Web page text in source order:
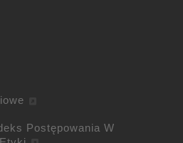
Postępowania W